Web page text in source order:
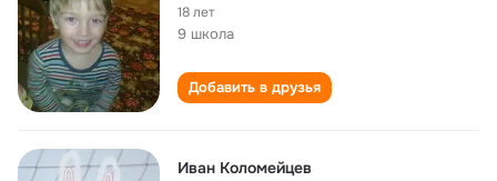
18 лет
9 школа
Добавить в друзья
Иван Коломейцев